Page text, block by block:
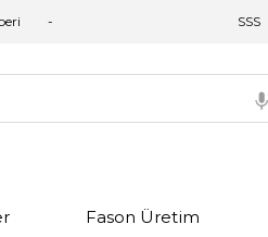
SSS
Fason Üretim